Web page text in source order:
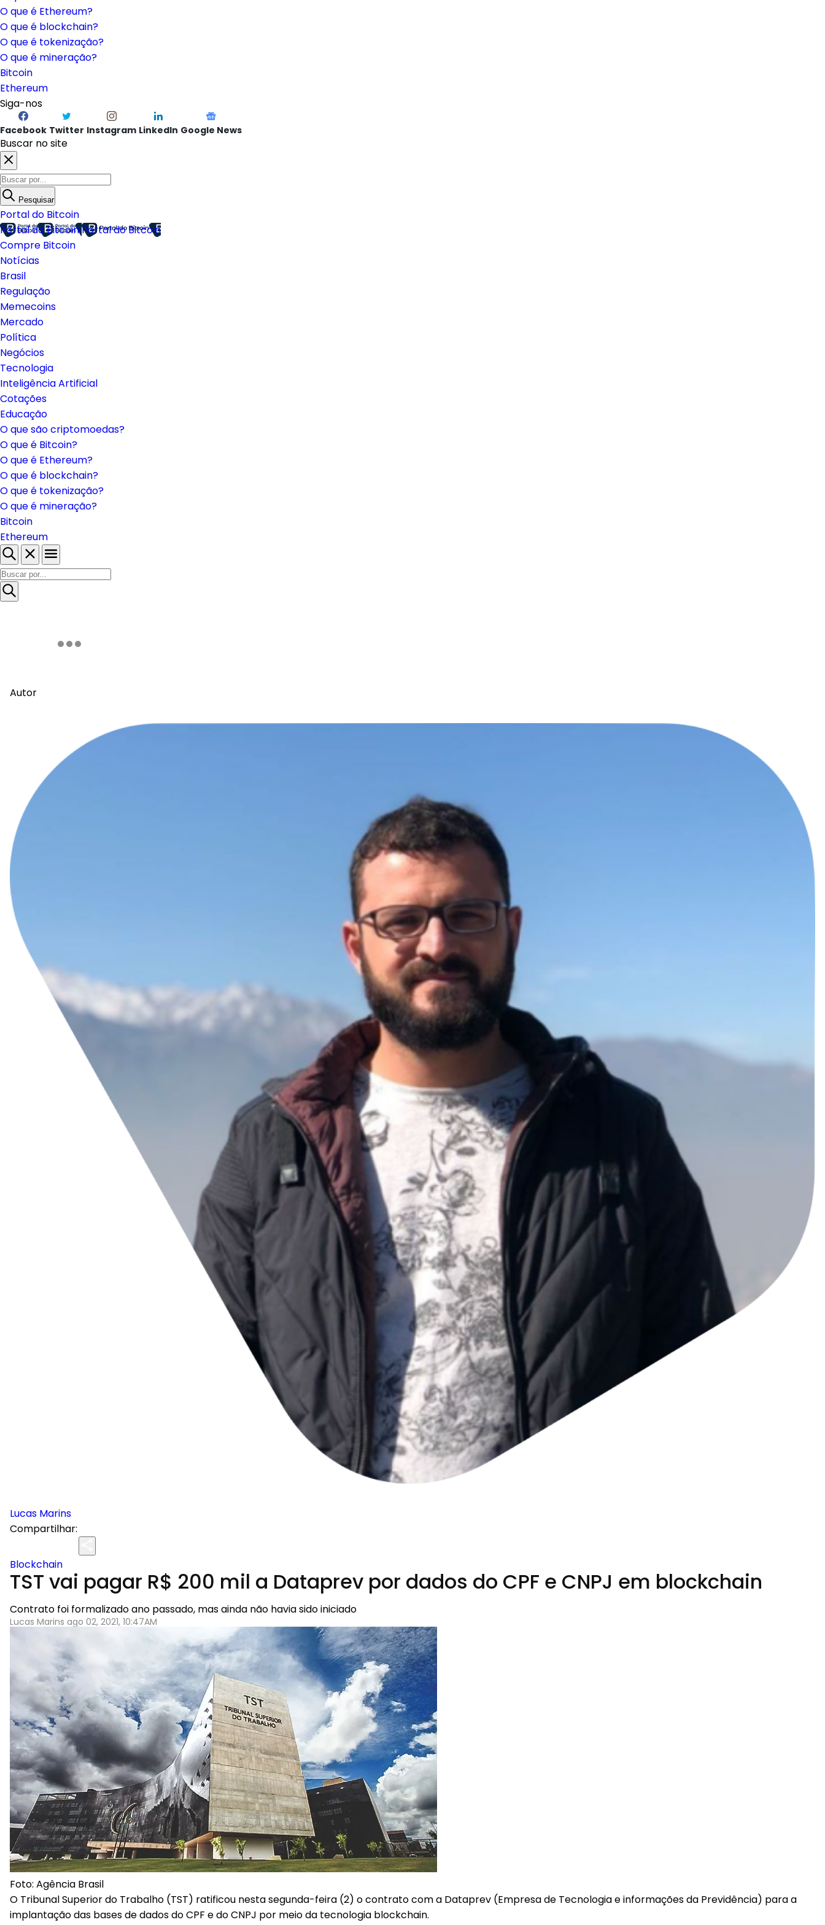
O que é Ethereum?
O que é blockchain?
O que é tokenização?
O que é mineração?
Bitcoin
Ethereum
Siga-nos
Facebook Twitter Instagram LinkedIn Google News
Buscar no site
Pesquisar
Portal do Bitcoin
Portal do BitcoinPortal do Bitcoin
Compre Bitcoin
Notícias
Brasil
Regulação
Memecoins
Mercado
Política
Negócios
Tecnologia
Inteligência Artificial
Cotações
Educação
O que são criptomoedas?
O que é Bitcoin?
O que é Ethereum?
O que é blockchain?
O que é tokenização?
O que é mineração?
Bitcoin
Ethereum
Autor
Lucas Marins
Compartilhar:
Blockchain
TST vai pagar R$ 200 mil a Dataprev por dados do CPF e CNPJ em blockchain
Contrato foi formalizado ano passado, mas ainda não havia sido iniciado
Lucas Marins ago 02, 2021, 10:47AM
Foto: Agência Brasil
O Tribunal Superior do Trabalho (TST) ratificou nesta segunda-feira (2) o contrato com a Dataprev (Empresa de Tecnologia e informações da Previdência) para a
implantação das bases de dados do CPF e do CNPJ por meio da tecnologia blockchain.